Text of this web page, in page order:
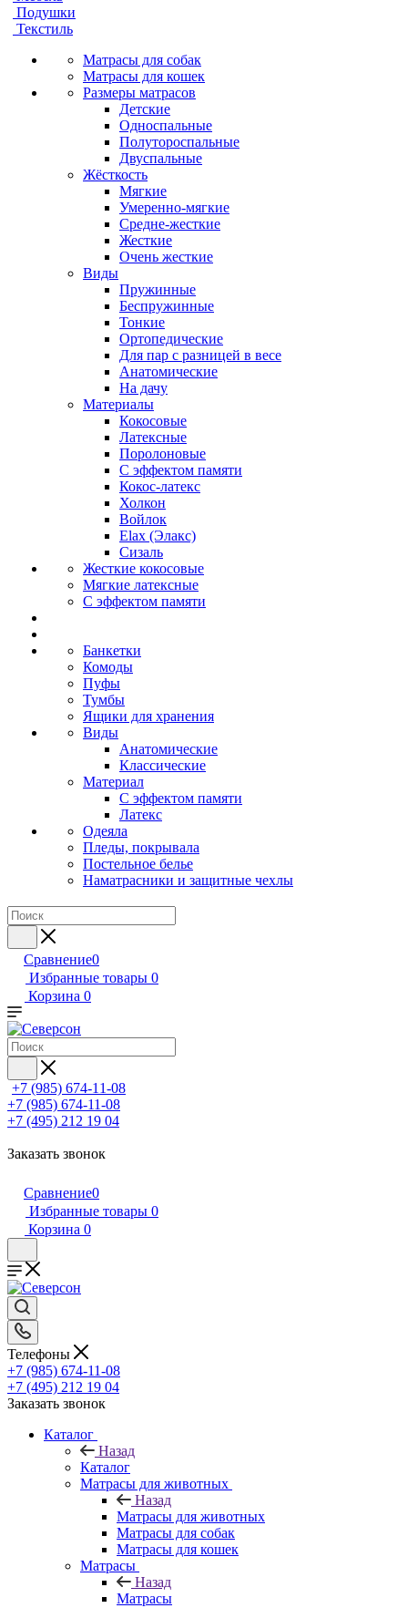
Подушки
Текстиль
Матрасы для собак
Матрасы для кошек
Размеры матрасов
Детские
Односпальные
Полутороспальные
Двуспальные
Жёсткость
Мягкие
Умеренно-мягкие
Средне-жесткие
Жесткие
Очень жесткие
Виды
Пружинные
Беспружинные
Тонкие
Ортопедические
Для пар с разницей в весе
Анатомические
На дачу
Материалы
Кокосовые
Латексные
Поролоновые
С эффектом памяти
Кокос-латекс
Холкон
Войлок
Elax (Элакс)
Сизаль
Жесткие кокосовые
Мягкие латексные
С эффектом памяти
Банкетки
Комоды
Пуфы
Тумбы
Ящики для хранения
Виды
Анатомические
Классические
Материал
С эффектом памяти
Латекс
Одеяла
Пледы, покрывала
Постельное белье
Наматрасники и защитные чехлы
Сравнение0
Избранные товары 0
Корзина 0
+7 (985) 674-11-08
+7 (985) 674-11-08
+7 (495) 212 19 04
Заказать звонок
Сравнение0
Избранные товары 0
Корзина 0
Телефоны
+7 (985) 674-11-08
+7 (495) 212 19 04
Заказать звонок
Каталог
Назад
Каталог
Матрасы для животных
Назад
Матрасы для животных
Матрасы для собак
Матрасы для кошек
Матрасы
Назад
Матрасы